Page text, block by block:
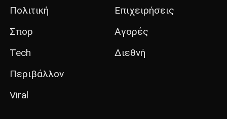
Πολιτική
Σπορ
Tech
Περιβάλλον
Viral
Επιχειρήσεις
Αγορές
Διεθνή